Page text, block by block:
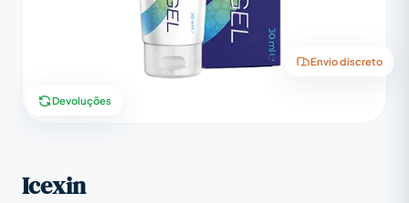
Envio discreto
Devoluções
Icexin